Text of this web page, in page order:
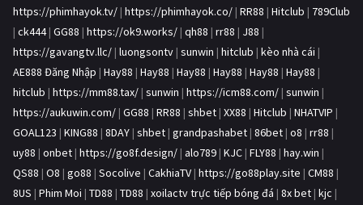
https://phimhayok.tv/ | https://phimhayok.co/ | RR88 | Hitclub | 789Club
| ck444| GG88 | https://ok9.works/ | qh88 | rr88 | J88 |
https://gavangtv.llc/ | luongsontv | sunwin | hitclub | kèo nhà cái |
AE888 Đăng Nhập | Hay88 | Hay88 | Hay88 | Hay88 | Hay88 | Hay88 |
hitclub | https://mm88.tax/ | sunwin | https://icm88.com/ | sunwin |
https://aukuwin.com/ | GG88 | RR88 | shbet | XX88 | Hitclub | NHATVIP |
GOAL123 | KING88 | 8DAY | shbet | grandpashabet | 86bet | o8 | rr88 |
uy88 | onbet | https://go8f.design/ | alo789 | KJC | FLY88 | hay.win |
QS88 | O8 | go88 | Socolive | CakhiaTV | https://go88play.site | CM88 |
8US | Phim Moi | TD88 | TD88 | xoilactv trực tiếp bóng đá | 8x bet | kjc |